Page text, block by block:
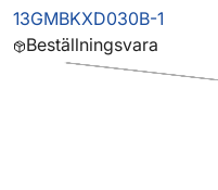
13GMBKXD030B-1
Beställningsvara